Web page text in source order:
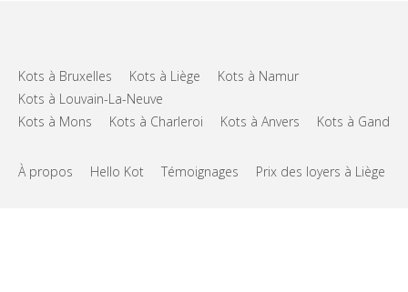
Kots à Bruxelles Kots à Liège
Kots à Namur
Kots à Louvain-La-Neuve
Kots à Mons
Kots à Charleroi Kots à Anvers Kots à Gand
À propos Hello Kot Témoignages Prix des loyers à Liège